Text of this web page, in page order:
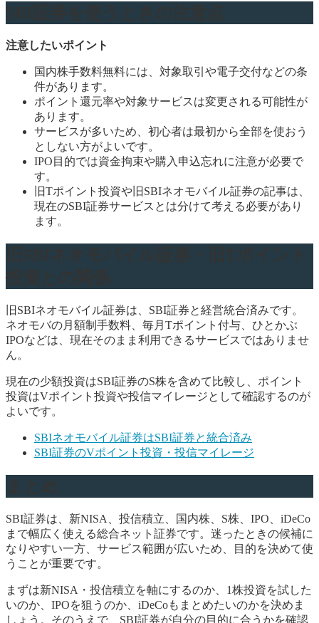
注意したいポイント
国内株手数料無料には、対象取引や電子交付などの条
件があります。
ポイント還元率や対象サービスは変更される可能性が
あります。
サービスが多いため、初心者は最初から全部を使おう
としない方がよいです。
IPO目的では資金拘束や購入申込忘れに注意が必要で
す。
旧Tポイント投資や旧SBIネオモバイル証券の記事は、
現在のSBI証券サービスとは分けて考える必要があり
ます。
旧SBIネオモバイル証券は、SBI証券と経営統合済みです。
ネオモバの月額制手数料、毎月Tポイント付与、ひとかぶ
IPOなどは、現在そのまま利用できるサービスではありませ
ん。
現在の少額投資はSBI証券のS株を含めて比較し、ポイント
投資はVポイント投資や投信マイレージとして確認するのが
よいです。
SBIネオモバイル証券はSBI証券と統合済み
SBI証券のVポイント投資・投信マイレージ
SBI証券は、新NISA、投信積立、国内株、S株、IPO、iDeCo
まで幅広く使える総合ネット証券です。迷ったときの候補に
なりやすい一方、サービス範囲が広いため、目的を決めて使
うことが重要です。
まずは新NISA・投信積立を軸にするのか、1株投資を試した
いのか、IPOを狙うのか、iDeCoもまとめたいのかを決めま
しょう。そのうえで、SBI証券が自分の目的に合うかを確認